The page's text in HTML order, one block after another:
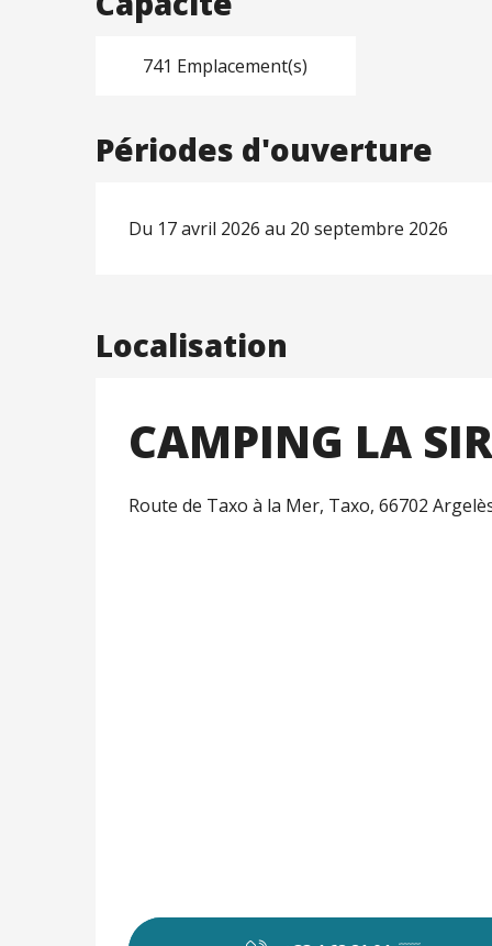
741 Emplacement(s)
Périodes d'ouverture
Du 17 avril 2026 au 20 septembre 2026
Localisation
CAMPING LA
Route de Taxo à la Mer, Taxo, 66702